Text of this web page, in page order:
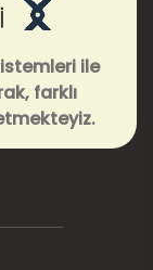
ile
farklı